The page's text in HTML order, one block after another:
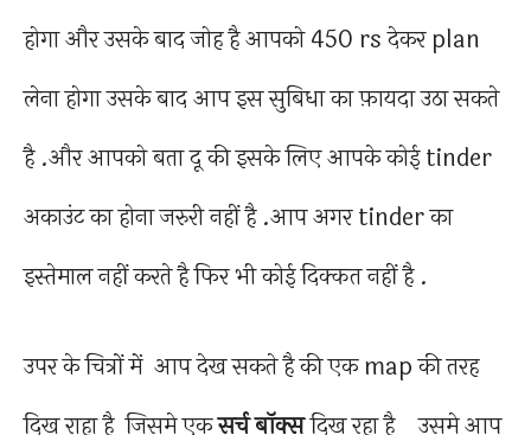
होगा और उसके बाद जोह है आपको 450 rs देकर plan
लेना होगा उसके बाद आप इस सुबिधा का फ़ायदा उठा सकते
है .और आपको बता दू की इसके लिए आपके कोई tinder
अकाउंट का होना जरुरी नहीं है .आप अगर tinder का
इस्तेमाल नहीं करते है फिर भी कोई दिक्कत नहीं है .
उपर के चित्रों में आप देख सकते है की एक map की तरह
दिख राहा है जिसमे एकसर्च बॉक्सदिख रहा है उसमे आप